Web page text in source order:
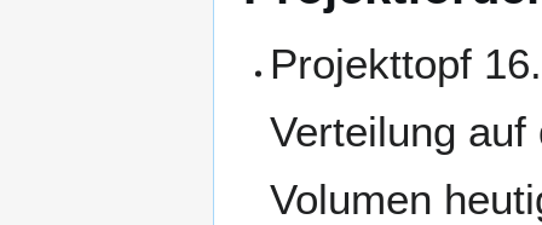
Projekttopf
Verteilung
Volumen